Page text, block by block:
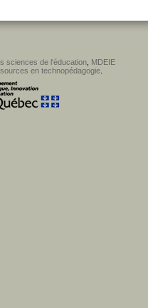
sciences de l'éducation, MDEIE
en technopédagogie.